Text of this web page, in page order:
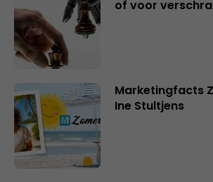
of voor
Marketingfacts
Ine Stultjens